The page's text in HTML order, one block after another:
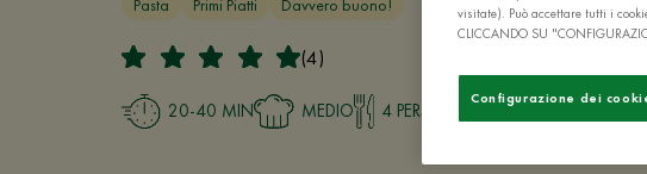
Pasta Primi Piatti Davvero buono!
(4)
20-40 MIN MEDIO 4 PERSONE
visitate). Può accettare tutti i
CLICCANDO SU
Configurazione dei